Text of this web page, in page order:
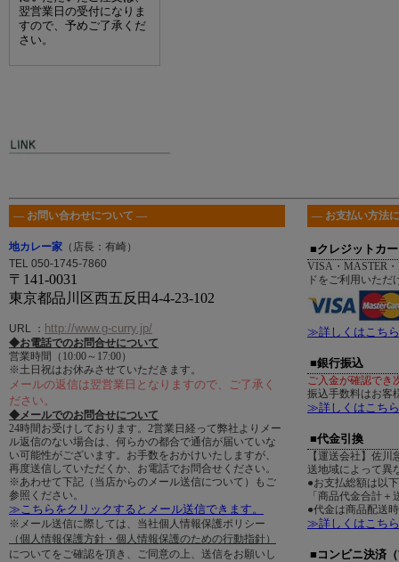
翌営業日の受付になりま
すので、予めご了承くだ
さい。
― お問い合わせについて ―
地カレー家 （店長：有崎）
TEL 050-1745-7860
〒141-0031
東京都品川区西五反田4-4-23-102
URL ： http://www.g-curry.jp/
◆お電話でのお問合せについて
営業時間（10:00～17:00）
※土日祝はお休みさせていただきます。
メールの返信は翌営業日となりますので、ご了承く
ださい。
◆メールでのお問合せについて
24時間お受けしております。2営業日経って弊社よりメー
ル返信のない場合は、何らかの都合で通信が届いていな
い可能性がございます。お手数をおかけいたしますが、
再度送信していただくか、お電話でお問合せください。
※あわせて下記（当店からのメール送信について）もご
参照ください。
≫こちらをクリックするとメール送信できます。
※メール送信に際しては、当社個人情報保護ポリシー
（個人情報保護方針・個人情報保護のための行動指針）
についてをご確認を頂き、ご同意の上、送信をお願いし
― お支払い方法
■クレジットカ
VISA・MASTER
ドをご利用いただ
≫詳しくはこち
■銀行振込
ご入金が確認でき
振込手数料はお客
≫詳しくはこち
■代金引換
【運送会社】佐
送地域によって異
●お支払総額は以
「商品代金合計
●代金は商品配送
≫詳しくはこち
■コンビニ決済